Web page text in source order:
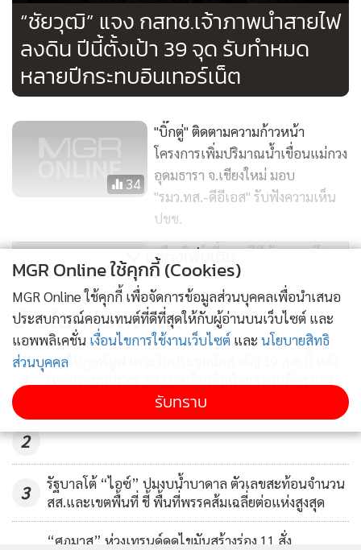
“ชัยวุฒิ” แจง กสทช.เจ้าภาพนำสายไฟ
ลงดิน ปีนี้ตั้งเป้า 39 จุด รับทำหมด
หลายปีกระทบอินเทอร์เน็ต
34
"บิ๊กตู่" ติดตามความก้าวหน้า
โครงการเพิ่มปริมาณน้ำเขื่อนแม่กวง
อุดมธารา จ.เชียงใหม่ มอบ
"รมว.ทส.-ดีอีเอส" รับฟังความเห็น
ปชช.
18
"พีระวิทย์" จี้ รมว.ดีอี จัดการแก๊ง
คอลเซ็นเตอร์จริงจัง ห่วงประชาชน
ตกเป็นเหยื่อไม่เว้นแต่ละวัน
แสดงเพิ่มเติม
ข่าวในหมวดล่าสุด
1
มท.รับลูกพีมูฟ เคาะวันประชุมนัดสำคัญ 19 ส.ค.นี้ หลัง
ปรับความเข้าใจกันได้
2
3
รัฐบาลโต้ “ไอซ์” ปมงบน้ำบาดาล ตัวเลขสะท้อนจำนวน
สส.และเขตพื้นที่ ชี้ พื้นที่พรรคส้มเฉลี่ยต่อแห่งสูงสุด
“ศุภมาส” ห่วงเทรนด์ดูดไขมันสร้างร่อง 11 สั่ง
MGR Online ใช้คุกกี้ (Cookies)
MGR Online ใช้คุกกี้ เพื่อจัดการข้อมูลส่วนบุคคลเพื่อนำเสนอ
ประสบการณ์คอนเทนต์ที่ดีที่สุดให้กับผู้อ่านบนเว็บไซต์ และ
แอพพลิเคชั่น เงื่อนไขการใช้งานเว็บไซต์ และ นโยบายสิทธิ
ส่วนบุคคล
รับทราบ